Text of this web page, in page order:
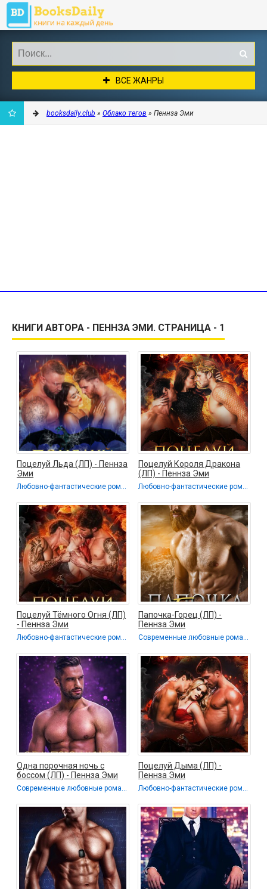
ВСЕ ЖАНРЫ
booksdaily.club » Облако тегов » Пеннза Эми
КНИГИ АВТОРА - ПЕННЗА ЭМИ. СТРАНИЦА - 1
Поцелуй Льда (ЛП) - Пеннза
Эми
Любовно-фантастические романы
Поцелуй Короля Дракона
(ЛП) - Пеннза Эми
Любовно-фантастические романы
Поцелуй Тёмного Огня (ЛП)
- Пеннза Эми
Любовно-фантастические романы
Папочка-Горец (ЛП) -
Пеннза Эми
Современные любовные романы
Одна порочная ночь с
боссом (ЛП) - Пеннза Эми
Современные любовные романы
Поцелуй Дыма (ЛП) -
Пеннза Эми
Любовно-фантастические романы